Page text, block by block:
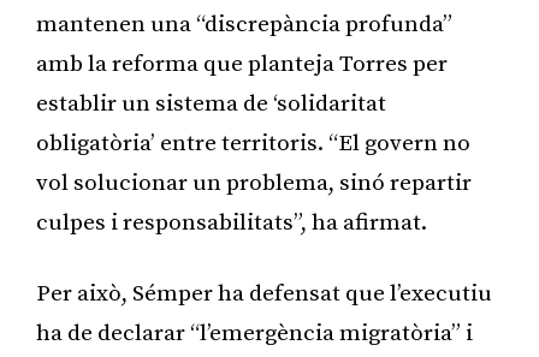
mantenen una “discrepància profunda”
amb la reforma que planteja Torres per
establir un sistema de ‘solidaritat
obligatòria’ entre territoris. “El govern no
vol solucionar un problema, sinó repartir
culpes i responsabilitats”, ha afirmat.
Per això, Sémper ha defensat que l’executiu
ha de declarar “l’emergència migratòria” i